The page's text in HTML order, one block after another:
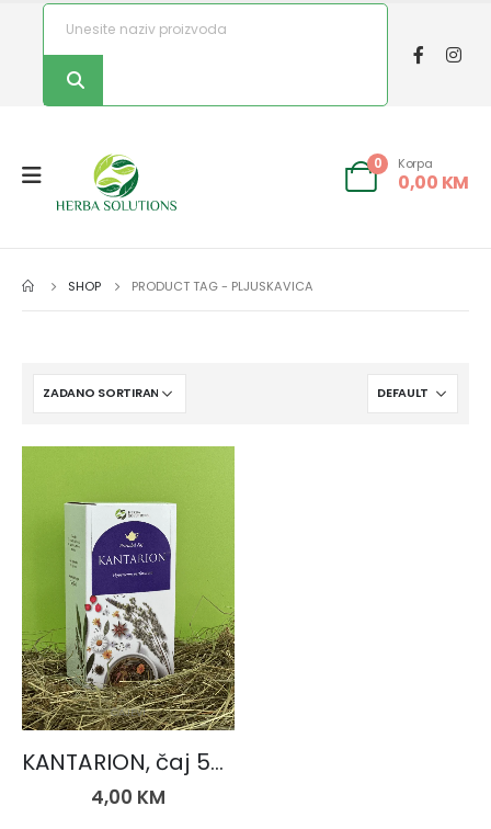
0 Korpa
0,00 KM
SHOP PRODUCT TAG - PLJUSKAVICA
ČAJEVI
KANTARION, čaj 50 gr.
4,00 KM